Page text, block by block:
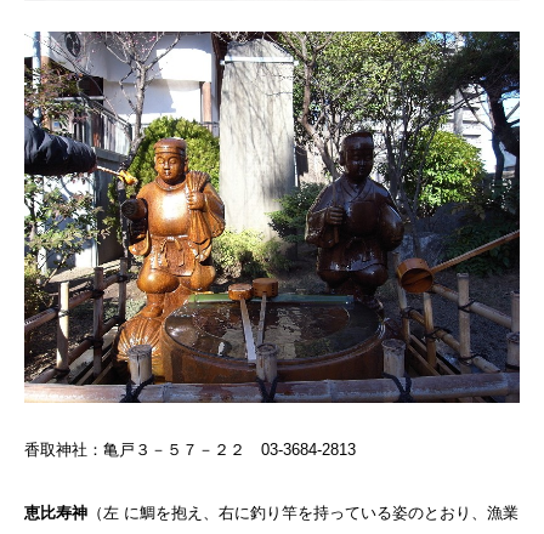
香取神社：亀戸３－５７－２２ 03-3684-2813
恵比寿神 （左 に鯛を抱え、右に釣り竿を持っている姿のとおり、漁業